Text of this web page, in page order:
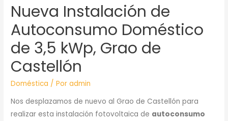
Nueva Instalación de
Autoconsumo Doméstico
de 3,5 kWp, Grao de
Castellón
Doméstica / Poradmin
Nos desplazamos de nuevo al Grao de Castellón para
realizar esta instalación fotovoltaica de autoconsumo